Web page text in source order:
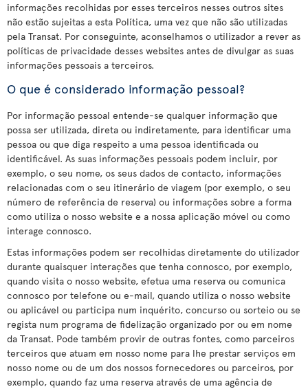
informações recolhidas por esses terceiros nesses outros sites
não estão sujeitas a esta Política, uma vez que não são utilizadas
pela Transat. Por conseguinte, aconselhamos o utilizador a rever as
políticas de privacidade desses websites antes de divulgar as suas
informações pessoais a terceiros.
O que é considerado informação pessoal?
Por informação pessoal entende-se qualquer informação que
possa ser utilizada, direta ou indiretamente, para identificar uma
pessoa ou que diga respeito a uma pessoa identificada ou
identificável. As suas informações pessoais podem incluir, por
exemplo, o seu nome, os seus dados de contacto, informações
relacionadas com o seu itinerário de viagem (por exemplo, o seu
número de referência de reserva) ou informações sobre a forma
como utiliza o nosso website e a nossa aplicação móvel ou como
interage connosco.
Estas informações podem ser recolhidas diretamente do utilizador
durante quaisquer interações que tenha connosco, por exemplo,
quando visita o nosso website, efetua uma reserva ou comunica
connosco por telefone ou e-mail, quando utiliza o nosso website
ou aplicável ou participa num inquérito, concurso ou sorteio ou se
regista num programa de fidelização organizado por ou em nome
da Transat. Pode também provir de outras fontes, como parceiros
terceiros que atuam em nosso nome para lhe prestar serviços em
nosso nome ou de um dos nossos fornecedores ou parceiros, por
exemplo, quando faz uma reserva através de uma agência de